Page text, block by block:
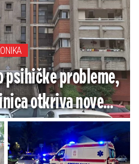
psihičke probleme,
otkriva nove
na Novom